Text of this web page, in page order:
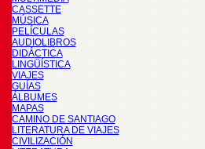
CASSETTE
MÚSICA
PELÍCULAS
AUDIOLIBROS
DIDÁCTICA
LINGÜÍSTICA
VIAJES
GUÍAS
ÁLBUMES
MAPAS
CAMINO DE SANTIAGO
LITERATURA DE VIAJES
CIVILIZACIÓN